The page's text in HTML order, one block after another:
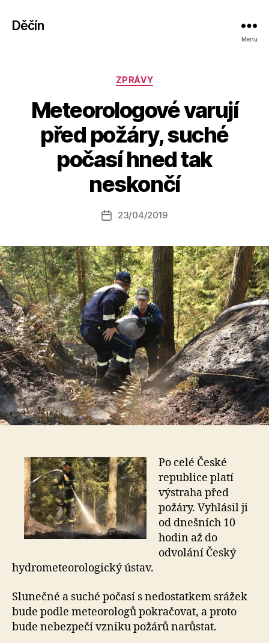
Děčín
Menu
Rubriky
ZPRÁVY
Meteorologové varují
před požáry, suché
počasí hned tak
neskončí
Autor
příspěvku
A
u
o
a
s
o
Datum
23/04/2019
Po celé České
republice platí
výstraha před
požáry. Vyhlásil ji
od dnešních 10
hodin až do
odvolání Český
hydrometeorologický ústav.
Slunečné a suché počasí s nedostatkem srážek
bude podle meteorologů pokračovat, a proto
bude nebezpečí vzniku požárů narůstat.